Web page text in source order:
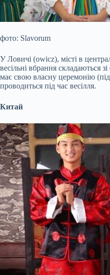
фото: Slavorum
У Ловичі (owicz), місті в
весільні вбрання складаються
має свою власну церемонію
проводиться під час весілля.
Китай